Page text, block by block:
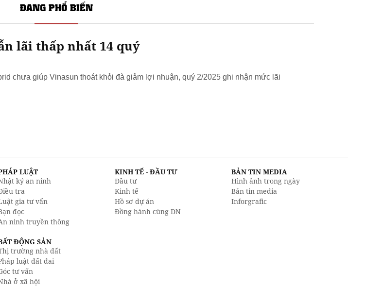
ĐANG PHỔ BIẾN
lãi thấp nhất 14 quý
chưa giúp Vinasun thoát khỏi đà giảm lợi nhuận, quý 2/2025 ghi nhận mức lãi
LUẬT
ký an ninh
tra
gia tư vấn
đọc
ninh truyền thông
KINH TẾ - ĐẦU TƯ
Đầu tư
Kinh tế
Hồ sơ dự án
Đồng hành cùng DN
BẢN TIN MEDIA
Hình ảnh trong ngày
Bản tin media
Inforgrafic
ĐỘNG SẢN
trường nhà đất
luật đất đai
tư vấn
ở xã hội